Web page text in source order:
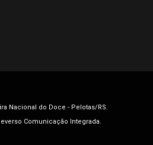
Nacional do Doce - Pelotas/RS.
Comunicação Integrada.